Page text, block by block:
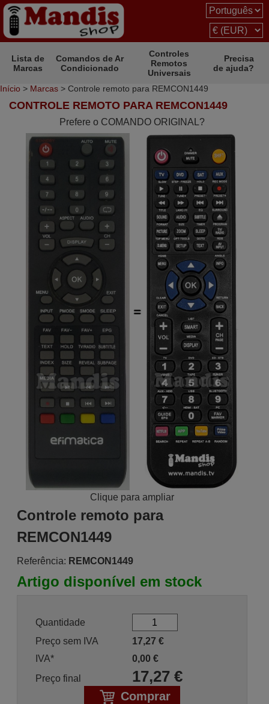
Lista de
Marcas
Comandos de Ar
Condicionado
Controles
Remotos
Universais
Precisa
de ajuda?
Início > Marcas > Controle remoto para REMCON1449
CONTROLE REMOTO PARA REMCON1449
Prefere o COMANDO ORIGINAL?
Clique para ampliar
Controle remoto para
REMCON1449
Referência: REMCON1449
Artigo disponível em stock
Quantidade
Preço sem IVA
17,27 €
IVA*
0,00 €
Preço final
17,27€
Comprar